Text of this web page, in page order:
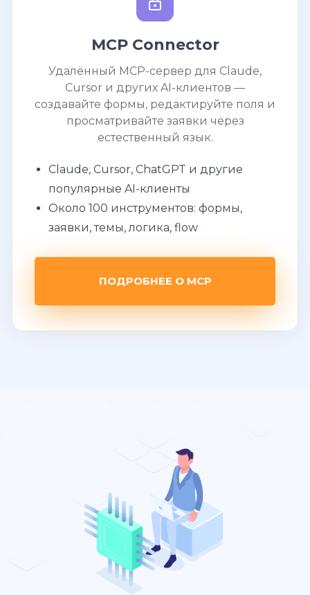
MCP Connector
Удалённый MCP-сервер для Claude,
Cursor и других AI-клиентов —
создавайте формы, редактируйте поля и
просматривайте заявки через
естественный язык.
Claude, Cursor, ChatGPT и другие
популярные AI-клиенты
Около 100 инструментов: формы,
заявки, темы, логика, flow
ПОДРОБНЕЕ О MCP